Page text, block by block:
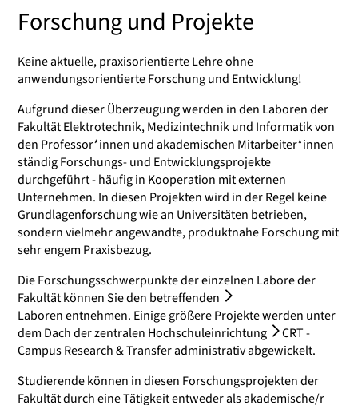
Forschung und Projekte
Keine aktuelle, praxisorientierte Lehre ohne
anwendungsorientierte Forschung und Entwicklung!
Aufgrund dieser Überzeugung werden in den Laboren der
Fakultät Elektrotechnik, Medizintechnik und Informatik von
den Professor*innen und akademischen Mitarbeiter*innen
ständig Forschungs- und Entwicklungsprojekte
durchgeführt - häufig in Kooperation mit externen
Unternehmen. In diesen Projekten wird in der Regel keine
Grundlagenforschung wie an Universitäten betrieben,
sondern vielmehr angewandte, produktnahe Forschung mit
sehr engem Praxisbezug.
Die Forschungsschwerpunkte der einzelnen Labore der
Fakultät können Sie den betreffenden
Laborenentnehmen. Einige größere Projekte werden unter
dem Dach der zentralen Hochschuleinrichtung
CRT -
Campus Research & Transferadministrativ abgewickelt.
Studierende können in diesen Forschungsprojekten der
Fakultät durch eine Tätigkeit entweder als akademische/r